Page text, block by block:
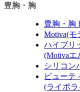
豊胸・胸
豊胸・胸
Motiva(モ
ハイブリ
(Motivaエ
シリコン
ビューテ
(ライポ